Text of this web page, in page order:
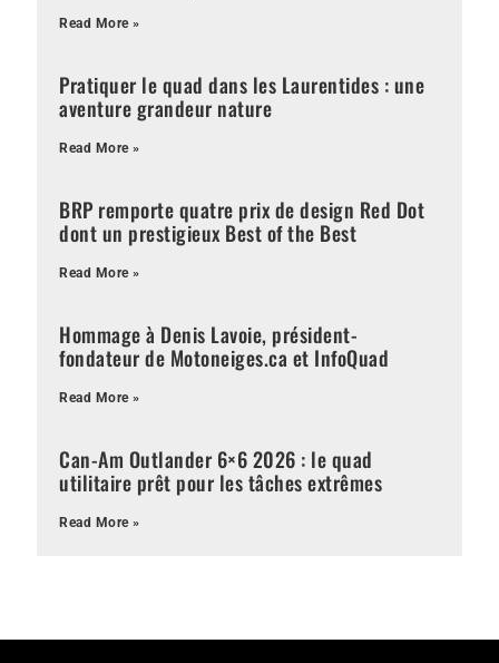
Read More »
Pratiquer le quad dans les Laurentides : une
aventure grandeur nature
Read More »
BRP remporte quatre prix de design Red Dot
dont un prestigieux Best of the Best
Read More »
Hommage à Denis Lavoie, président-
fondateur de Motoneiges.ca et InfoQuad
Read More »
Can-Am Outlander 6×6 2026 : le quad
utilitaire prêt pour les tâches extrêmes
Read More »